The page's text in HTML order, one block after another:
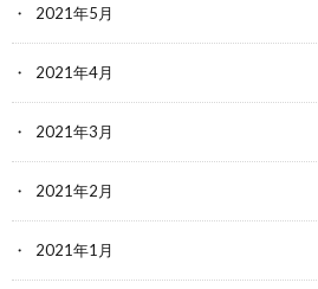
2021年5月
2021年4月
2021年3月
2021年2月
2021年1月